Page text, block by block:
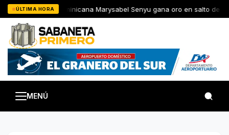
Saltar
al
contenido
ÚLTIMA HORA
JCC: Dominicana Marysabel Senyu gana oro en salto de
MENÚ